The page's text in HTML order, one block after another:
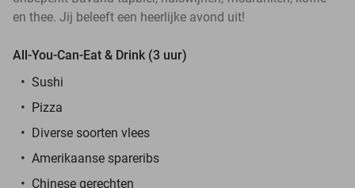
en thee. Jij beleeft een heerlijke avond uit!
All-You-Can-Eat & Drink (3 uur)
Sushi
Pizza
Diverse soorten vlees
Amerikaanse spareribs
Chinese gerechten